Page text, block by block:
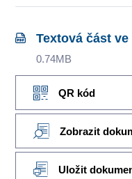
Textová část
0.74MB
QR kód
Zobrazit
Uložit